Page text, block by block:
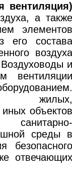
вентиляция)
а также
элементов
его состава
воздуха
и
вентиляции
жилых,
объектов
среды в
безопасного
отвечающих